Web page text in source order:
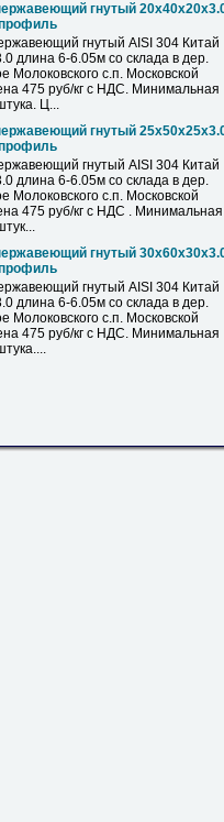
гнутый
гнутый AISI 304 Китай
длина 6-6.05м со склада в дер.
Молоковского с.п. Московской
475 руб/кг с НДС. Минимальная
Ц...
гнутый
гнутый AISI 304 Китай
длина 6-6.05м со склада в дер.
Молоковского с.п. Московской
475 руб/кг с НДС . Минимальная
гнутый
гнутый AISI 304 Китай
длина 6-6.05м со склада в дер.
Молоковского с.п. Московской
475 руб/кг с НДС. Минимальная